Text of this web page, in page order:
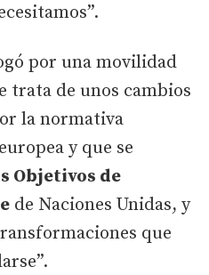
por una movilidad
trata de unos cambios
la normativa
y que se
Objetivos de
de Naciones Unidas, y
que